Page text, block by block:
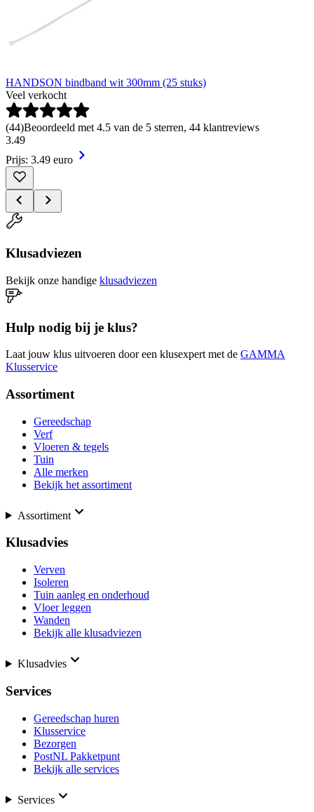
HANDSON bindband wit 300mm (25 stuks)
Veel verkocht
(44)Beoordeeld met 4.5 van de 5 sterren, 44 klantreviews
3.49
Prijs: 3.49 euro
Klusadviezen
Bekijk onze handige klusadviezen
Hulp nodig bij je klus?
Laat jouw klus uitvoeren door een klusexpert met de GAMMA
Klusservice
Assortiment
Gereedschap
Verf
Vloeren & tegels
Tuin
Alle merken
Bekijk het assortiment
Assortiment
Klusadvies
Verven
Isoleren
Tuin aanleg en onderhoud
Vloer leggen
Wanden
Bekijk alle klusadviezen
Klusadvies
Services
Gereedschap huren
Klusservice
Bezorgen
PostNL Pakketpunt
Bekijk alle services
Services